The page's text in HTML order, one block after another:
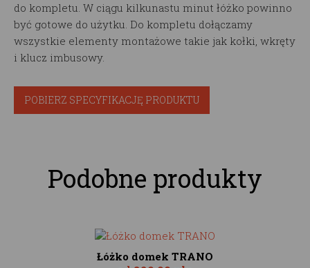
do kompletu. W ciągu kilkunastu minut łóżko powinno
być gotowe do użytku. Do kompletu dołączamy
wszystkie elementy montażowe takie jak kołki, wkręty
i klucz imbusowy.
POBIERZ SPECYFIKACJĘ PRODUKTU
Podobne produkty
Łóżko domek TRANO